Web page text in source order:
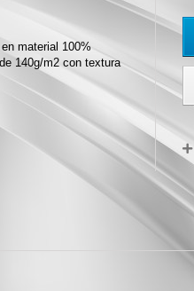
material 100%
140g/m2 con textura